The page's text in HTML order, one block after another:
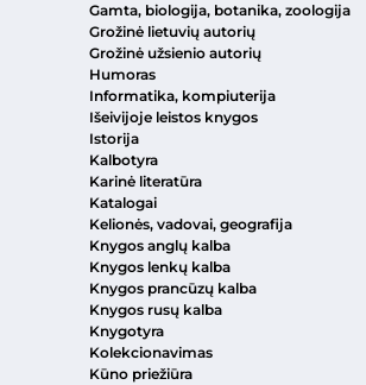
Gamta, biologija, botanika, zoologija
Grožinė lietuvių autorių
Grožinė užsienio autorių
Humoras
Informatika, kompiuterija
Išeivijoje leistos knygos
Istorija
Kalbotyra
Karinė literatūra
Katalogai
Kelionės, vadovai, geografija
Knygos anglų kalba
Knygos lenkų kalba
Knygos prancūzų kalba
Knygos rusų kalba
Knygotyra
Kolekcionavimas
Kūno priežiūra